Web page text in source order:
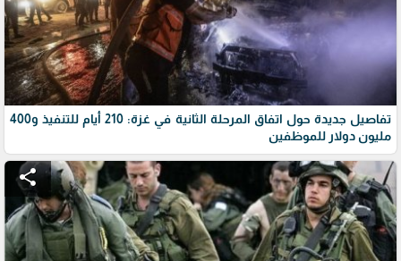
تفاصيل جديدة حول اتفاق المرحلة الثانية في غزة: 210 أيام للتنفيذ و400
مليون دولار للموظفين
share